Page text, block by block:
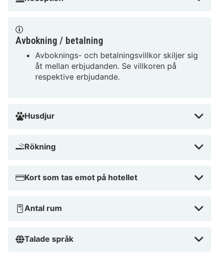
Avbokning / betalning
Avboknings- och betalningsvillkor skiljer sig
åt mellan erbjudanden. Se villkoren på
respektive erbjudande.
Husdjur
Rökning
Kort som tas emot på hotellet
Antal rum
Talade språk